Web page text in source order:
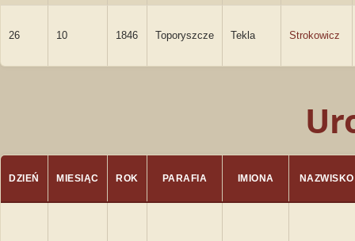
26 10 1846 Toporyszcze Tekla Strokowicz
DZIEŃ MIESIĄC ROK PARAFIA IMIONA NAZWISKO